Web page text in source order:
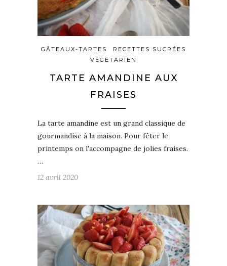
GÂTEAUX-TARTES
RECETTES SUCRÉES
VÉGÉTARIEN
TARTE AMANDINE AUX
FRAISES
La tarte amandine est un grand classique de
gourmandise à la maison. Pour fêter le
printemps on l'accompagne de jolies fraises.
…
12 avril 2020